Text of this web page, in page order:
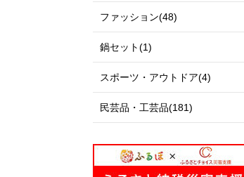
ファッション(48)
鍋セット(1)
スポーツ・アウトドア(4)
民芸品・工芸品(181)